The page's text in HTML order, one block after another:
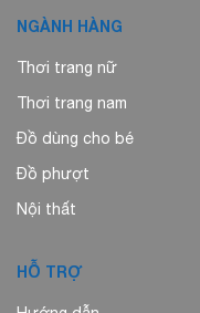
NGÀNH HÀNG
Thơi trang nữ
Thơi trang nam
Đồ dùng cho bé
Đồ phượt
Nội thất
HỖ TRỢ